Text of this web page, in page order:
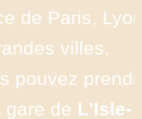
de Paris,
villes.
pouvez
gare de L'Isle-